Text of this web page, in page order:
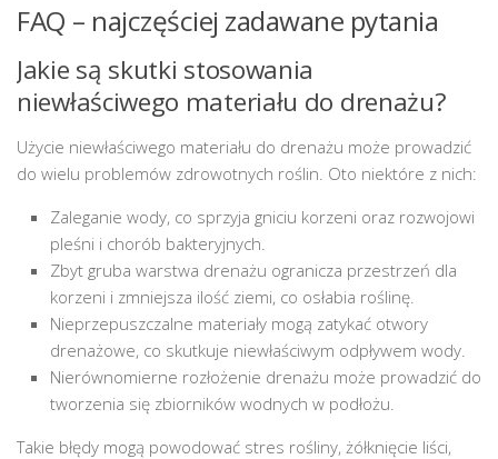
FAQ – najczęściej zadawane pytania
Jakie są skutki stosowania
niewłaściwego materiału do drenażu?
Użycie niewłaściwego materiału do drenażu może prowadzić
do wielu problemów zdrowotnych roślin. Oto niektóre z nich:
Zaleganie wody, co sprzyja gniciu korzeni oraz rozwojowi
pleśni i chorób bakteryjnych.
Zbyt gruba warstwa drenażu ogranicza przestrzeń dla
korzeni i zmniejsza ilość ziemi, co osłabia roślinę.
Nieprzepuszczalne materiały mogą zatykać otwory
drenażowe, co skutkuje niewłaściwym odpływem wody.
Nierównomierne rozłożenie drenażu może prowadzić do
tworzenia się zbiorników wodnych w podłożu.
Takie błędy mogą powodować stres rośliny, żółknięcie liści,